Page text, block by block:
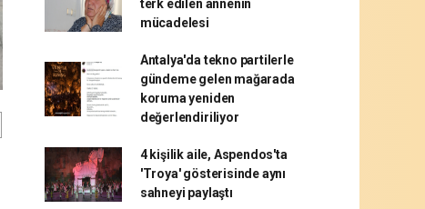
terk edilen annenin
mücadelesi
Antalya'da tekno partilerle
gündeme gelen mağarada
koruma yeniden
değerlendiriliyor
4 kişilik aile, Aspendos'ta
'Troya' gösterisinde aynı
sahneyi paylaştı